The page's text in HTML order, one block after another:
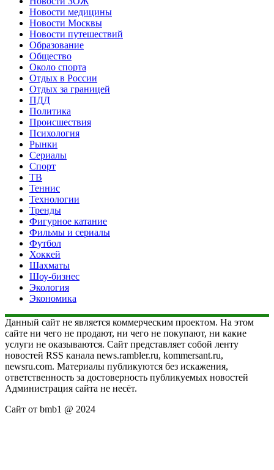
Новости медицины
Новости Москвы
Новости путешествий
Образование
Общество
Около спорта
Отдых в России
Отдых за границей
ПДД
Политика
Происшествия
Психология
Рынки
Сериалы
Спорт
ТВ
Теннис
Технологии
Тренды
Фигурное катание
Фильмы и сериалы
Футбол
Хоккей
Шахматы
Шоу-бизнес
Экология
Экономика
Данный сайт не является коммерческим проектом. На этом
сайте ни чего не продают, ни чего не покупают, ни какие
услуги не оказываются. Сайт представляет собой ленту
новостей RSS канала news.rambler.ru, kommersant.ru,
newsru.com. Материалы публикуются без искажения,
ответственность за достоверность публикуемых новостей
Администрация сайта не несёт.
Сайт от bmb1 @ 2024